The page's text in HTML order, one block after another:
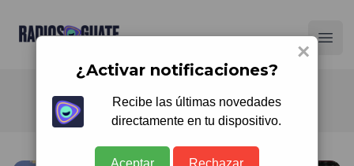
Radios Guate
×
¿Activar notificaciones?
Recibe las últimas novedades
directamente en tu dispositivo.
Aceptar Rechazar